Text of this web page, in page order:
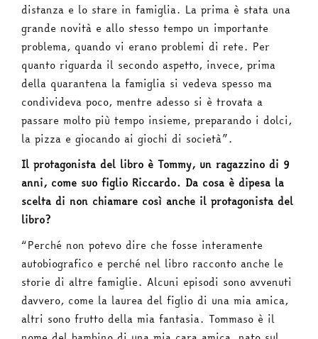
distanza e lo stare in famiglia. La prima è stata una
grande novità e allo stesso tempo un importante
problema, quando vi erano problemi di rete. Per
quanto riguarda il secondo aspetto, invece, prima
della quarantena la famiglia si vedeva spesso ma
condivideva poco, mentre adesso si è trovata a
passare molto più tempo insieme, preparando i dolci,
la pizza e giocando ai giochi di società”.
Il protagonista del libro è Tommy, un ragazzino di 9
anni, come suo figlio Riccardo. Da cosa è dipesa la
scelta di non chiamare così anche il protagonista del
libro?
“Perché non potevo dire che fosse interamente
autobiografico e perché nel libro racconto anche le
storie di altre famiglie. Alcuni episodi sono avvenuti
davvero, come la laurea del figlio di una mia amica,
altri sono frutto della mia fantasia. Tommaso è il